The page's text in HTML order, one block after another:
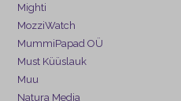
Mighti
MozziWatch
MummiPapad OÜ
Must Küüslauk
Muu
Natura Media